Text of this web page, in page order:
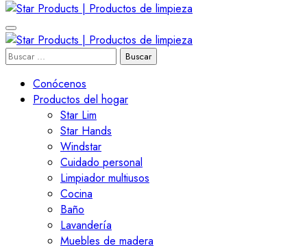
Star Products | Productos
de limpieza
Star Products | Productos
de limpieza
Buscar:
Conócenos
Productos del hogar
Star Lim
Star Hands
Windstar
Cuidado personal
Limpiador multiusos
Cocina
Baño
Lavandería
Muebles de madera